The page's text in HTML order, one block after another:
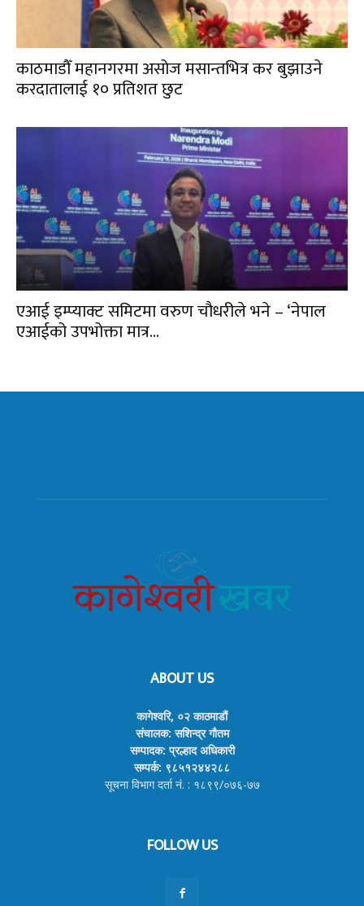
काठमाडौँ महानगरमा असोज मसान्तभित्र कर बुझाउने
करदातालाई १० प्रतिशत छुट
एआई इम्प्याक्ट समिटमा वरुण चौधरीले भने – ‘नेपाल
एआईको उपभोक्ता मात्र...
ABOUT US
कागेश्वरि, ०२ काठमाडौं
संचालक: सशिन्द्र गौतम
सम्पादक: प्रल्हाद अधिकारी
सम्पर्क: ९८५१२४४२८८
सूचना विभाग दर्ता नं. : १८९९/०७६-७७
FOLLOW US